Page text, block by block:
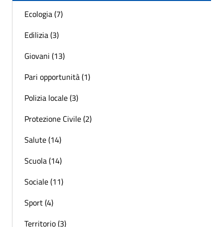
Ecologia (7)
Edilizia (3)
Giovani (13)
Pari opportunità (1)
Polizia locale (3)
Protezione Civile (2)
Salute (14)
Scuola (14)
Sociale (11)
Sport (4)
Territorio (3)